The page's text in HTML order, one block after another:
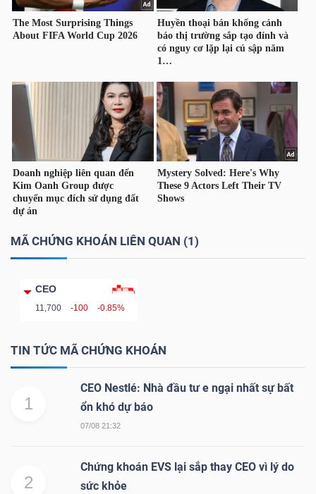
MÃ CHỨNG KHOÁN LIÊN QUAN (1)
CEO
11,700 -100 -0.85%
TIN TỨC MÃ CHỨNG KHOÁN
1
CEO Nestlé: Nhà đầu tư e ngại nhất sự bất
ổn khó dự báo
07/08 21:32
2
Chứng khoán EVS lại sắp thay CEO vì lý do
sức khỏe